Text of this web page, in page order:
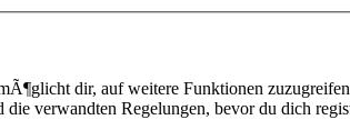
dir, auf weitere Funktionen
verwandten Regelungen, bevor du dich